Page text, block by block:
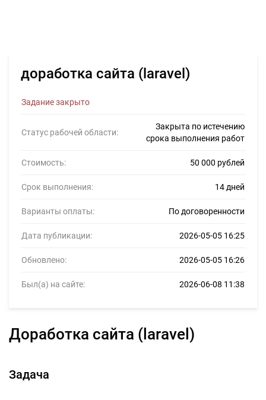
доработка сайта (laravel)
Задание закрыто
Статус рабочей области:
Закрыта по истечению
срока выполнения работ
Стоимость: 50 000 рублей
Срок выполнения: 14 дней
Варианты оплаты: По договоренности
Дата публикации: 2026-05-05 16:25
Обновлено: 2026-05-05 16:26
Был(а) на сайте: 2026-06-08 11:38
доработка сайта (laravel)
Задача